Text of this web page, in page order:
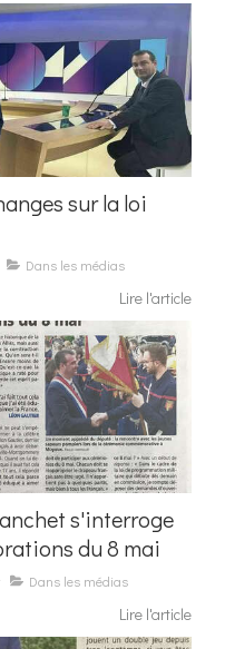
sur la loi
Dans les médias
Lire l'article
s'interroge
du 8 mai
Dans les médias
Lire l'article